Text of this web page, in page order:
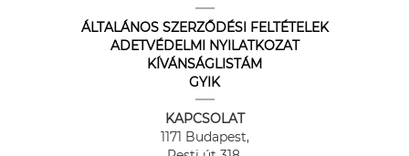
ÁLTALÁNOS SZERZŐDÉSI FELTÉTELEK
ADETVÉDELMI NYILATKOZAT
KÍVÁNSÁGLISTÁM
GYIK
KAPCSOLAT
1171 Budapest,